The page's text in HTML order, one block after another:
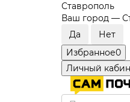
Ставрополь
Ваш город —
Избранное0
Личный